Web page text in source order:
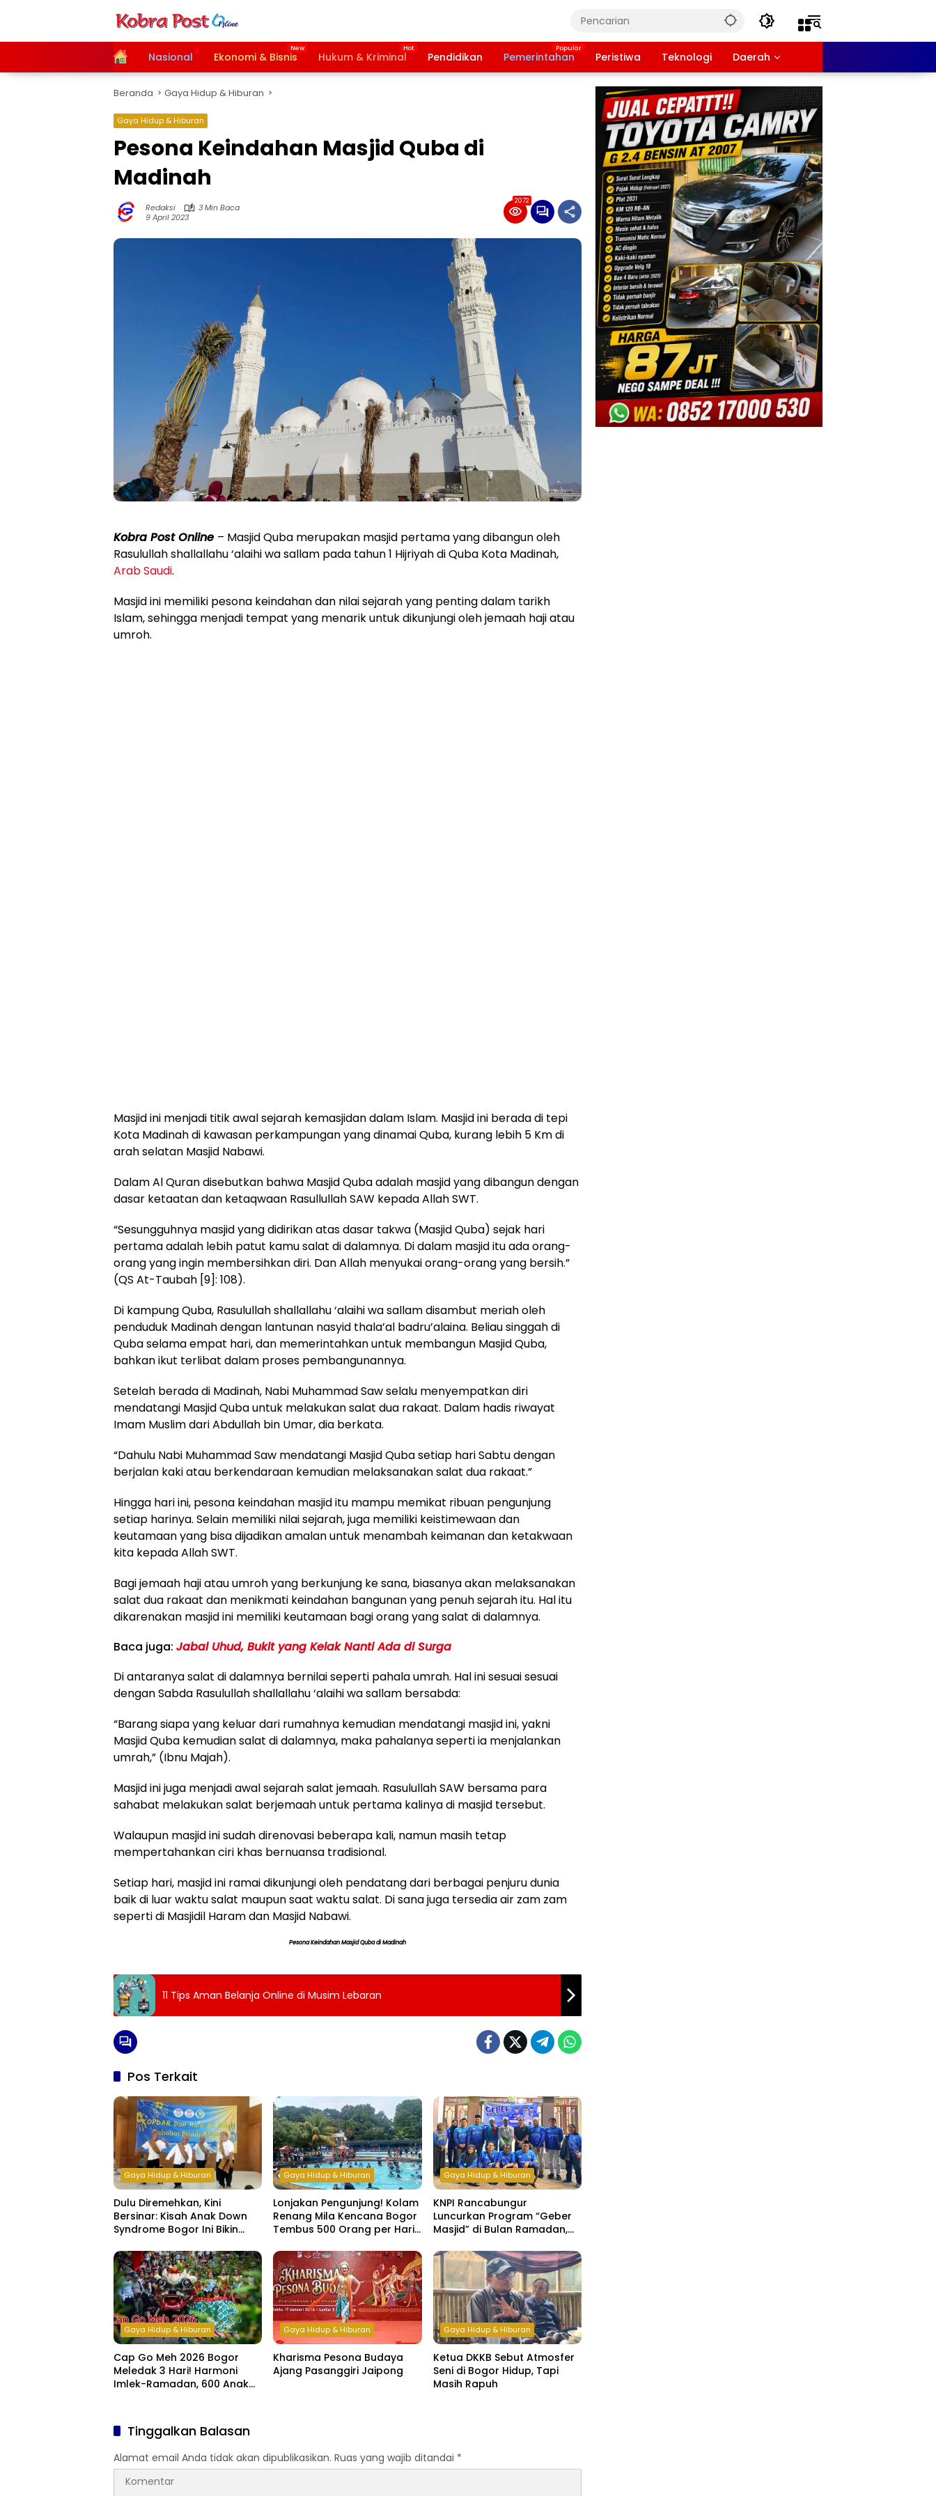
HomeNasional Ekonomi & Bisnis Hukum & Kriminal Pendidikan Pemerintahan Peristiwa Teknologi Daerah
Beranda Gaya Hidup & Hiburan
Gaya Hidup & Hiburan
Pesona Keindahan Masjid Quba di
Madinah
Redaksi
3 Min Baca
9 April 2023
2072
Kobra Post Online – Masjid Quba merupakan masjid pertama yang dibangun oleh
Rasulullah shallallahu ‘alaihi wa sallam pada tahun 1 Hijriyah di Quba Kota Madinah,
Arab Saudi.
Masjid ini memiliki pesona keindahan dan nilai sejarah yang penting dalam tarikh
Islam, sehingga menjadi tempat yang menarik untuk dikunjungi oleh jemaah haji atau
umroh.
Masjid ini menjadi titik awal sejarah kemasjidan dalam Islam. Masjid ini berada di tepi
Kota Madinah di kawasan perkampungan yang dinamai Quba, kurang lebih 5 Km di
arah selatan Masjid Nabawi.
Dalam Al Quran disebutkan bahwa Masjid Quba adalah masjid yang dibangun dengan
dasar ketaatan dan ketaqwaan Rasullullah SAW kepada Allah SWT.
“Sesungguhnya masjid yang didirikan atas dasar takwa (Masjid Quba) sejak hari
pertama adalah lebih patut kamu salat di dalamnya. Di dalam masjid itu ada orang-
orang yang ingin membersihkan diri. Dan Allah menyukai orang-orang yang bersih.”
(QS At-Taubah [9]: 108).
Di kampung Quba, Rasulullah shallallahu ‘alaihi wa sallam disambut meriah oleh
penduduk Madinah dengan lantunan nasyid thala’al badru’alaina. Beliau singgah di
Quba selama empat hari, dan memerintahkan untuk membangun Masjid Quba,
bahkan ikut terlibat dalam proses pembangunannya.
Setelah berada di Madinah, Nabi Muhammad Saw selalu menyempatkan diri
mendatangi Masjid Quba untuk melakukan salat dua rakaat. Dalam hadis riwayat
Imam Muslim dari Abdullah bin Umar, dia berkata.
“Dahulu Nabi Muhammad Saw mendatangi Masjid Quba setiap hari Sabtu dengan
berjalan kaki atau berkendaraan kemudian melaksanakan salat dua rakaat.”
Hingga hari ini, pesona keindahan masjid itu mampu memikat ribuan pengunjung
setiap harinya. Selain memiliki nilai sejarah, juga memiliki keistimewaan dan
keutamaan yang bisa dijadikan amalan untuk menambah keimanan dan ketakwaan
kita kepada Allah SWT.
Bagi jemaah haji atau umroh yang berkunjung ke sana, biasanya akan melaksanakan
salat dua rakaat dan menikmati keindahan bangunan yang penuh sejarah itu. Hal itu
dikarenakan masjid ini memiliki keutamaan bagi orang yang salat di dalamnya.
Baca juga: Jabal Uhud, Bukit yang Kelak Nanti Ada di Surga
Di antaranya salat di dalamnya bernilai seperti pahala umrah. Hal ini sesuai sesuai
dengan Sabda Rasulullah shallallahu ‘alaihi wa sallam bersabda:
“Barang siapa yang keluar dari rumahnya kemudian mendatangi masjid ini, yakni
Masjid Quba kemudian salat di dalamnya, maka pahalanya seperti ia menjalankan
umrah,” (Ibnu Majah).
Masjid ini juga menjadi awal sejarah salat jemaah. Rasulullah SAW bersama para
sahabat melakukan salat berjemaah untuk pertama kalinya di masjid tersebut.
Walaupun masjid ini sudah direnovasi beberapa kali, namun masih tetap
mempertahankan ciri khas bernuansa tradisional.
Setiap hari, masjid ini ramai dikunjungi oleh pendatang dari berbagai penjuru dunia
baik di luar waktu salat maupun saat waktu salat. Di sana juga tersedia air zam zam
seperti di Masjidil Haram dan Masjid Nabawi.
Pesona Keindahan Masjid Quba di Madinah
11 Tips Aman Belanja Online di Musim Lebaran
Pos Terkait
Gaya Hidup & Hiburan
Dulu Diremehkan, Kini
Bersinar: Kisah Anak Down
Syndrome Bogor Ini Bikin
Gaya Hidup & Hiburan
Lonjakan Pengunjung! Kolam
Renang Mila Kencana Bogor
Tembus 500 Orang per Hari
Gaya Hidup & Hiburan
KNPI Rancabungur
Luncurkan Program “Geber
Masjid” di Bulan Ramadan,
Kebersamaan Pemuda
Gaya Hidup & Hiburan
Cap Go Meh 2026 Bogor
Meledak 3 Hari! Harmoni
Imlek-Ramadan, 600 Anak
Gaya Hidup & Hiburan
Kharisma Pesona Budaya
Ajang Pasanggiri Jaipong
Gaya Hidup & Hiburan
Ketua DKKB Sebut Atmosfer
Seni di Bogor Hidup, Tapi
Masih Rapuh
Tinggalkan Balasan
Alamat email Anda tidak akan dipublikasikan. Ruas yang wajib ditandai *